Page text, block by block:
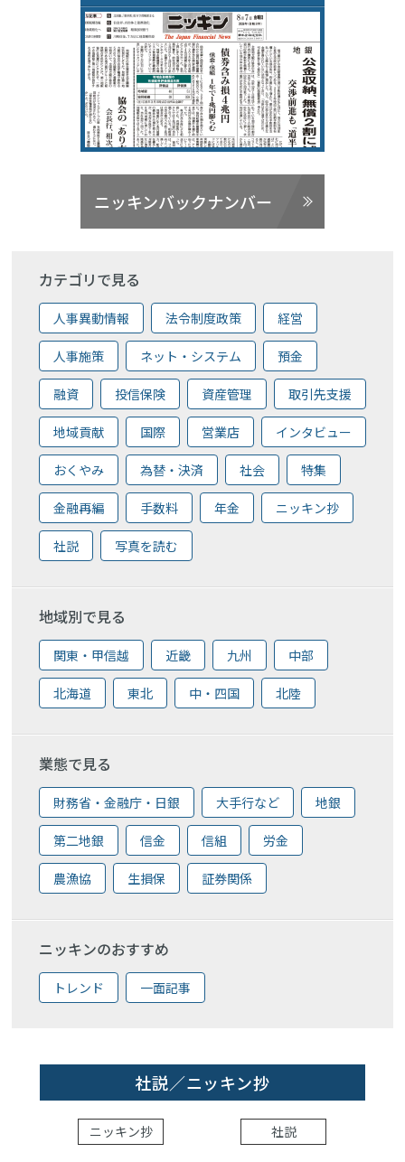
ニッキンバックナンバー
カテゴリで見る
人事異動情報 法令制度政策 経営
人事施策 ネット・システム 預金
融資 投信保険 資産管理 取引先支援
地域貢献 国際 営業店 インタビュー
おくやみ 為替・決済 社会 特集
金融再編 手数料 年金 ニッキン抄
社説 写真を読む
地域別で見る
関東・甲信越 近畿 九州 中部
北海道 東北 中・四国 北陸
業態で見る
財務省・金融庁・日銀 大手行など 地銀
第二地銀 信金 信組 労金
農漁協 生損保 証券関係
ニッキンのおすすめ
トレンド 一面記事
社説／ニッキン抄
ニッキン抄 社説